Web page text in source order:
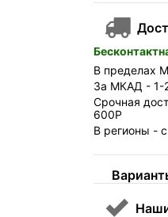
В пределах
За МКАД - 1-
Срочная
600Р
В регионы -